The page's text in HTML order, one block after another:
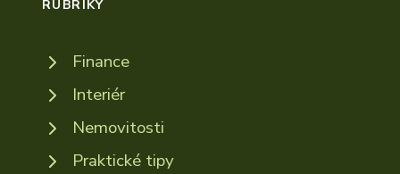
RUBRIKY
Finance
Interiér
Nemovitosti
Praktické tipy